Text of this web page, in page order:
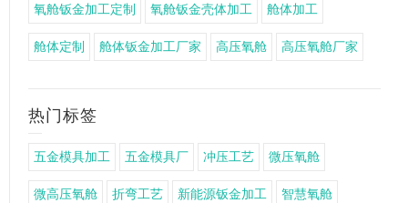
氧舱钣金加工定制 氧舱钣金壳体加工 舱体加工
舱体定制 舱体钣金加工厂家 高压氧舱 高压氧舱厂家
热门标签
五金模具加工 五金模具厂 冲压工艺 微压氧舱
微高压氧舱 折弯工艺 新能源钣金加工 智慧氧舱